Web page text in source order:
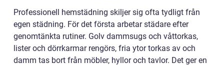
Professionell hemstädning skiljer sig ofta tydligt från
egen städning. För det första arbetar städare efter
genomtänkta rutiner. Golv dammsugs och våttorkas,
lister och dörrkarmar rengörs, fria ytor torkas av och
damm tas bort från möbler, hyllor och tavlor. Det ger en